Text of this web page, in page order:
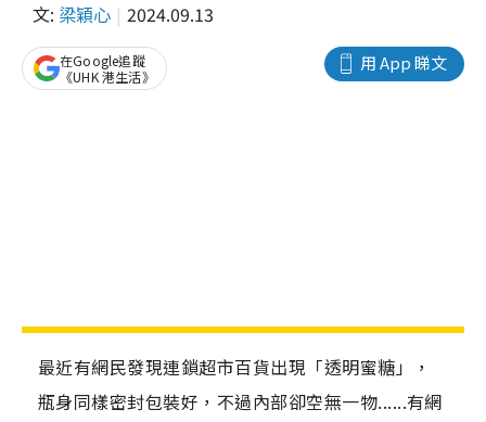
文: 梁穎心 2024.09.13
用 App 睇文
在Google追蹤
《UHK 港生活》
最近有網民發現連鎖超市百貨出現「透明蜜糖」，
瓶身同樣密封包裝好，不過內部卻空無一物......有網